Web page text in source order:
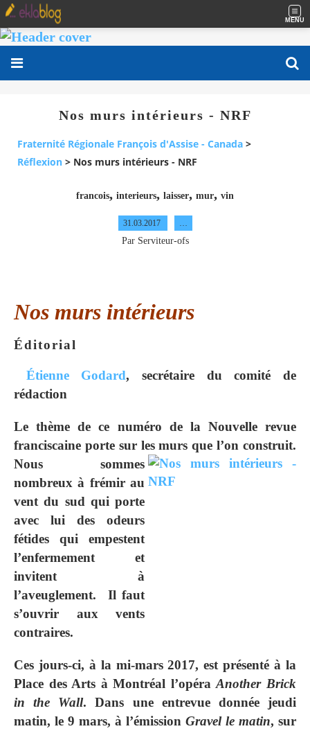
MENU
Nos murs intérieurs - NRF
Fraternité Régionale François d'Assise - Canada >
Réflexion > Nos murs intérieurs - NRF
francois, interieurs, laisser, mur, vin
31.03.2017
Par Serviteur-ofs
Nos murs intérieurs
Éditorial
Étienne Godard, secrétaire du comité de
rédaction
Le thème de ce numéro de la Nouvelle revue
franciscaine porte sur les murs que l’on construit.
Nous sommes
nombreux à frémir au
vent du sud qui porte
avec lui des odeurs
fétides qui empestent
l’enfermement et
invitent à
l’aveuglement. Il faut
s’ouvrir aux vents
contraires.
Ces jours-ci, à la mi-mars 2017, est présenté à la
Place des Arts à Montréal l’opéraAnother Brick
in the Wall. Dans une entrevue donnée jeudi
matin, le 9 mars, à l’émission Gravel le matin, sur